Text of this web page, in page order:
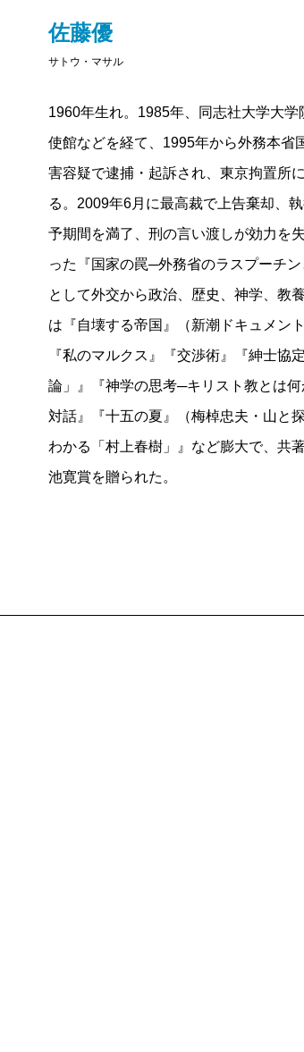
目の前にいる成熟した佐藤の、思想的
の若々しい打算が働いていた。そして
たのが、ロンドンで古書店を営む1人
ク。内面的に幾重にも引き裂かれたこ
エフスキー哲学や、彼の故郷であるチ
食う深いペシミズムに触れる。
タイトルに「プラハの憂鬱」とある
後にある種の不意打ちを覚える。本書
の憂鬱を照らし出すサーチライトのよ
よるとパリ以上に）「憂鬱」の表象と
W・ベンヤミンの理解に従えば、「
根本的な不信に苛まれた憂鬱人にとっ
れた状況を呈する。しかし、その憂鬱
い。その意味で、亡命者マストニーク
佐藤優
サトウ・マサル
1960年生れ。1985年、同志社大学大
使館などを経て、1995年から外務本省
害容疑で逮捕・起訴され、東京拘置所
る。2009年6月に最高裁で上告棄却、
予期間を満了、刑の言い渡しが効力を
った『国家の罠─外務省のラスプーチ
として外交から政治、歴史、神学、教
は『自壊する帝国』（新潮ドキュメン
『私のマルクス』『交渉術』『紳士
論」』『神学の思考─キリスト教とは
対話』『十五の夏』（梅棹忠夫・山と
わかる「村上春樹」』など膨大で、共
池寛賞を贈られた。